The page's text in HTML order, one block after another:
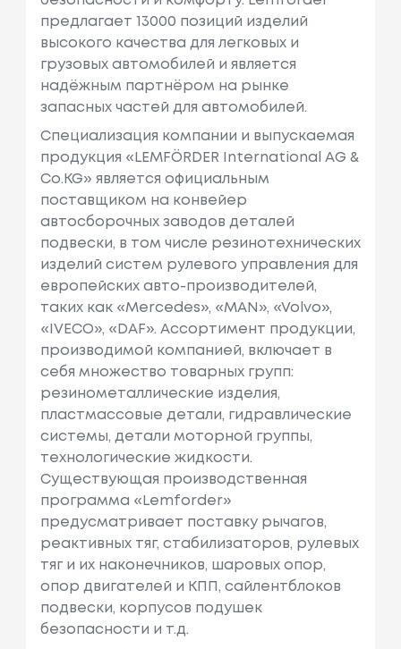
предлагает 13000 позиций изделий
высокого качества для легковых и
грузовых автомобилей и является
надёжным партнёром на рынке
запасных частей для автомобилей.
Специализация компании и выпускаемая
продукция «LEMFÖRDER International AG &
Co.KG» является официальным
поставщиком на конвейер
автосборочных заводов деталей
подвески, в том числе резинотехнических
изделий систем рулевого управления для
европейских авто-производителей,
таких как «Mercedes», «MAN», «Volvo»,
«IVECO», «DAF». Ассортимент продукции,
производимой компанией, включает в
себя множество товарных групп:
резинометаллические изделия,
пластмассовые детали, гидравлические
системы, детали моторной группы,
технологические жидкости.
Существующая производственная
программа «Lemforder»
предусматривает поставку рычагов,
реактивных тяг, стабилизаторов, рулевых
тяг и их наконечников, шаровых опор,
опор двигателей и КПП, сайлентблоков
подвески, корпусов подушек
безопасности и т.д.